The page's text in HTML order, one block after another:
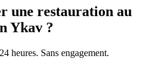
une restauration au
Ykav ?
heures. Sans engagement.